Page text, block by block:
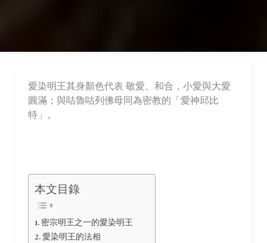
愛染明王其身顏色代表 敬愛、和合，小愛與大愛
圓滿；與咕魯咕列佛母同為密教的「愛神邱比
特」。
本文目錄
密宗明王之一的愛染明王
愛染明王的法相